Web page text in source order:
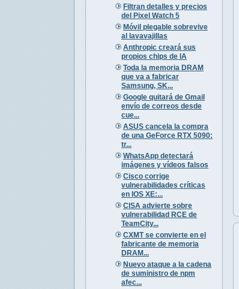
Filtran detalles y precios
del Pixel Watch 5
Móvil plegable sobrevive
al lavavajillas
Anthropic creará sus
propios chips de IA
Toda la memoria DRAM
que va a fabricar
Samsung, SK...
Google quitará de Gmail
envío de correos desde
cue...
ASUS cancela la compra
de una GeForce RTX 5090:
tr...
WhatsApp detectará
imágenes y vídeos falsos
Cisco corrige
vulnerabilidades críticas
en IOS XE:...
CISA advierte sobre
vulnerabilidad RCE de
TeamCity...
CXMT se convierte en el
fabricante de memoria
DRAM...
Nuevo ataque a la cadena
de suministro de npm
afec...